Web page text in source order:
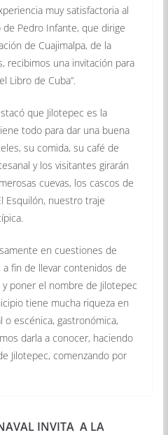
muy satisfactoria al
Pedro Infante, que dirige
de Cuajimalpa, de la
recibimos una invitación para
Libro de Cuba”.
que Jilotepec es la
todo para dar una buena
su comida, su café de
y los visitantes girarán
cuevas, los cascos de
Esquilón, nuestro traje
en cuestiones de
fin de llevar contenidos de
poner el nombre de Jilotepec
tiene mucha riqueza en
escénica, gastronómica,
darla a conocer, haciendo
Jilotepec, comenzando por
INVITA A LA